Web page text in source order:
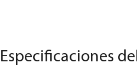
Especificaciones